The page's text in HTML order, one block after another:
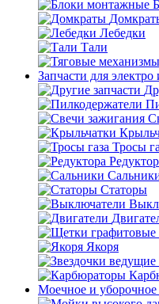
Лебедки
Тали
Запчасти для
Тросы
Статоры
Якоря
Моечное и уборочное